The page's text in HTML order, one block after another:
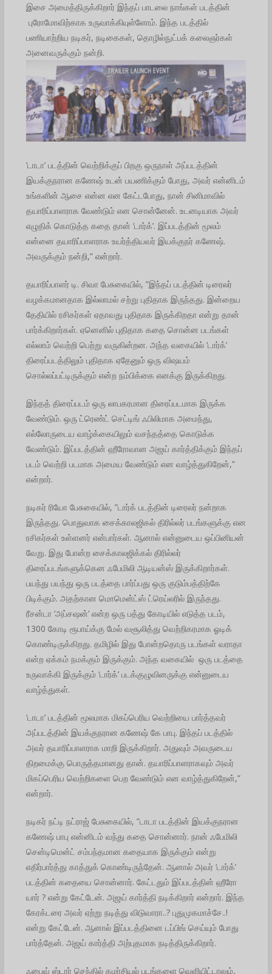
இசை அமைத்திருக்கிறார் இந்தப் பாடலை நாங்கள் படத்தின்
புரோமோவிற்காக உருவாக்கியுள்ளோம். இந்த படத்தில்
பணியாற்றிய நடிகர், நடிகைகள், தொழில்நுட்பக் கலைஞர்கள்
அனைவருக்கும் நன்றி.
‘டாடா’ படத்தின் வெற்றிக்குப் பிறகு ஒருநாள் அப்படத்தின்
இயக்குநரான கணேஷ் உடன் பயணிக்கும் போது, அவர் என்னிடம்
உங்களின் ஆசை என்ன என கேட்டபோது, நான் சினிமாவில்
தயாரிப்பாளராக வேண்டும் என சொன்னேன். உடனடியாக அவர்
எழுதிக் கொடுத்த கதை தான் ‘டார்க்’. இப்படத்தின் மூலம்
என்னை தயாரிப்பாளராக உயர்த்தியவர் இயக்குநர் கணேஷ்.
அவருக்கும் நன்றி,” என்றார்.
தயாரிப்பாளர் டி. சிவா பேசுகையில், ”இந்தப் படத்தின் டிரைலர்
வழக்கமானதாக இல்லாமல் சற்று புதிதாக இருந்தது. இன்றைய
தேதியில் ரசிகர்கள் ஏதாவது புதிதாக இருக்கிறதா என்று தான்
பார்க்கிறார்கள். ஏனெனில் புதிதாக கதை சொன்ன படங்கள்
எல்லாம் வெற்றி பெற்று வருகின்றன. அந்த வகையில் ‘டார்க்’
திரைப்படத்திலும் புதிதாக ஏதேனும் ஒரு விஷயம்
சொல்லப்பட்டிருக்கும் என்ற நம்பிக்கை எனக்கு இருக்கிறது.‌
இந்தத் திரைப்படம் ஒரு லாபகரமான திரைப்படமாக இருக்க
வேண்டும். ஒரு ட்ரெண்ட் செட்டிங் ஃபிலிமாக அமைந்து,
எல்லோருடைய வாழ்க்கையிலும் வசந்தத்தை கொடுக்க
வேண்டும். இப்படத்தின் ஹீரோவான அஜய் கார்த்திக்கும் இந்தப்
படம் வெற்றி படமாக அமைய வேண்டும் என வாழ்த்துகிறேன்,”
என்றார்.
நடிகர் ரியோ பேசுகையில், ”டார்க் படத்தின் டிரைலர் நன்றாக
இருந்தது. பொதுவாக சைக்காலஜிகல் திரில்லர் படங்களுக்கு என
ரசிகர்கள் உள்ளனர் என்பார்கள். ஆனால் என்னுடைய ஒப்பினியன்
வேறு. இது போன்ற சைக்காலஜிக்கல் திரில்லர்
திரைப்படங்களுக்கென ஃபேமிலி ஆடியன்ஸ் இருக்கிறார்கள்.
பயந்து பயந்து ஒரு படத்தை பார்ப்பது ஒரு குடும்பத்திற்கே
பிடிக்கும். அதற்கான மொமென்ட்ஸ் ட்ரெய்லரில் இருந்தது.
ரீசன்டா ‘அப்சஷன்’ என்ற ஒரு பத்து கோடியில் எடுத்த படம்,
1300 கோடி ரூபாய்க்கு மேல் வசூலித்து வெற்றிகரமாக ஓடிக்
கொண்டிருக்கிறது. தமிழில் இது போன்றதொரு படங்கள் வராதா
என்ற ஏக்கம் நமக்கும் இருக்கும். அந்த வகையில் ஒரு படத்தை
உருவாக்கி இருக்கும் ‘டார்க்’ படக்குழுவினருக்கு என்னுடைய
வாழ்த்துகள்.
‘டாடா’ படத்தின் மூலமாக மிகப்பெரிய வெற்றியை பார்த்தவர்
அப்படத்தின் இயக்குநரான கணேஷ் கே பாபு. இந்தப் படத்தில்
அவர் தயாரிப்பாளராக மாறி இருக்கிறார். அதுவும் அவருடைய
திறமைக்கு பொருத்தமானது தான். தயாரிப்பாளராகவும் அவர்
மிகப்பெரிய வெற்றிகளை பெற வேண்டும் என வாழ்த்துகிறேன்,”
என்றார்.
நடிகர் நட்டி நட்ராஜ் பேசுகையில், ”டாடா படத்தின் இயக்குநரான
கணேஷ் பாபு என்னிடம் வந்து கதை சொன்னார். நான் ஃபேமிலி
சென்டிமென்ட் சம்பந்தமான கதையாக இருக்கும் என்று
எதிர்பார்த்து காத்துக் கொண்டிருந்தேன். ஆனால் அவர் ‘டார்க்’
படத்தின் கதையை சொன்னார். கேட்டதும் இப்படத்தின் ஹீரோ
யார் ? என்று கேட்டேன். அஜய் கார்த்தி நடிக்கிறார் என்றார். இந்த
கேரக்டரை அவர் ஏற்று நடித்து விடுவாரா..? புதுமுகமாச்சே..!
என்று கேட்டேன். ஆனால் இப்படத்தினை டப்பிங் செய்யும் போது
பார்த்தேன். அஜய் கார்த்தி அற்புதமாக நடித்திருக்கிறார்.
ஃபைவ் ஸ்டார் செந்தில் கமர்சியல் படங்களை வெளியிட்டாலும்,